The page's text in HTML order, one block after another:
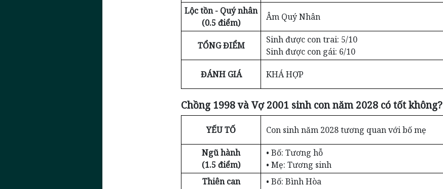
Lộc tồn - Quý nhân
(0.5 điểm)
Âm Quý Nhân
TỔNG ĐIỂM
Sinh được con trai: 5/10
Sinh được con gái: 6/10
ĐÁNH GIÁ KHÁ HỢP
Chồng 1998 và Vợ 2001 sinh con năm 2028 có tốt không?
YẾU TỐ Con sinh năm 2028 tương quan với bố mẹ
Ngũ hành
(1.5 điểm)
• Bố: Tương hỗ
• Mẹ: Tương sinh
Thiên can
• Bố: Bình Hòa